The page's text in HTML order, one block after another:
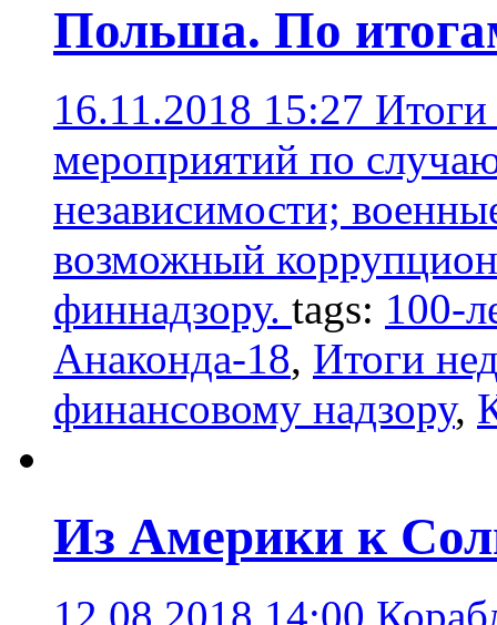
Польша. По
16.11.2018 15:27 Итоги
мероприятий по
независимости;
возможный
финнадзору. tags: 100-
Анаконда-18, Итоги
финансовому надзору,
Из Америки к
12.08.2018 14:00